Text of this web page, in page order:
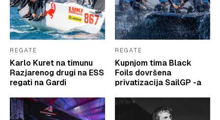
REGATE
Karlo Kuret na timunu
Razjarenog drugi na ESS
regati na Gardi
REGATE
Kupnjom tima Black
Foils dovršena
privatizacija SailGP -a